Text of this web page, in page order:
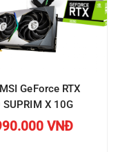
GeForce RTX
X 10G
VNĐ